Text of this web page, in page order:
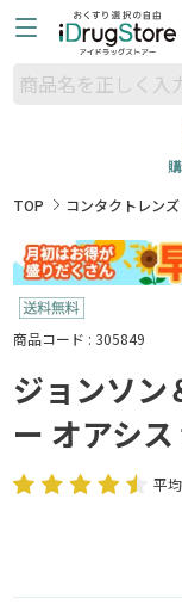
TOP
コンタクトレンズ
商品コード : 305849
ジョンソン
ー オアシ
平